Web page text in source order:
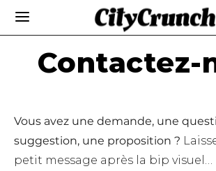
Contactez-
Vous avez une demande, une
suggestion, une proposition ?
petit message après la bip visuel…